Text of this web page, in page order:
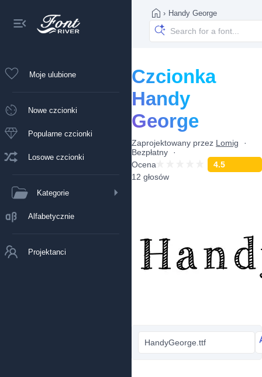
Moje ulubione
Nowe czcionki
Popularne czcionki
Losowe czcionki
Kategorie
Alfabetycznie
Projektanci
› Handy George
Czcionka
Handy
George
Zaprojektowany przez Lomig
Bezpłatny
Ocena
4.5
12 głosów
HandyGeorge.ttf